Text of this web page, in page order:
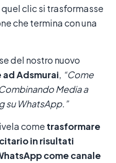
clic si trasformasse
che termina con una
del nostro nuovo
Adsmurai “Come
Media a
su WhatsApp.”
come trasformare
in risultati
come canale